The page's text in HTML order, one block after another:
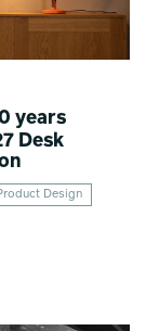
years
Desk
Design